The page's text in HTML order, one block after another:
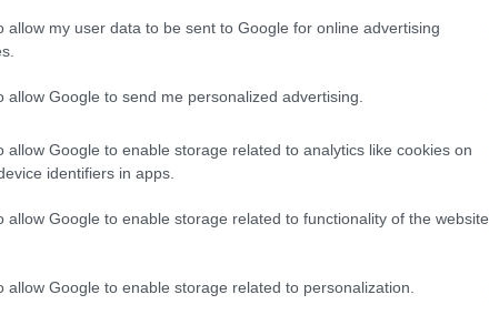
allow my user data to be sent to Google for online advertising
allow Google to send me personalized advertising.
allow Google to enable storage related to analytics like cookies on
identifiers in apps.
allow Google to enable storage related to functionality of the website
allow Google to enable storage related to personalization.
para negociar esta moeda. Neste artigo de
para comprar BPLC .
Exchange
criptomoedas, neste caso, USDT
duas das trocas fiat-to-crypto mais
as bolsas têm suas próprias políticas de taxas
É recomendável que você experimente os dois e